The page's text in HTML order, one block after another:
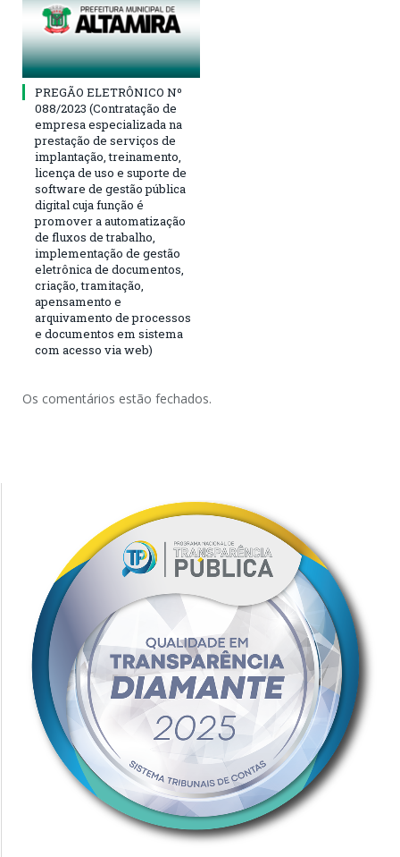
PREGÃO ELETRÔNICO Nº
088/2023 (Contratação de
empresa especializada na
prestação de serviços de
implantação, treinamento,
licença de uso e suporte de
software de gestão pública
digital cuja função é
promover a automatização
de fluxos de trabalho,
implementação de gestão
eletrônica de documentos,
criação, tramitação,
apensamento e
arquivamento de processos
e documentos em sistema
com acesso via web)
Os comentários estão fechados.